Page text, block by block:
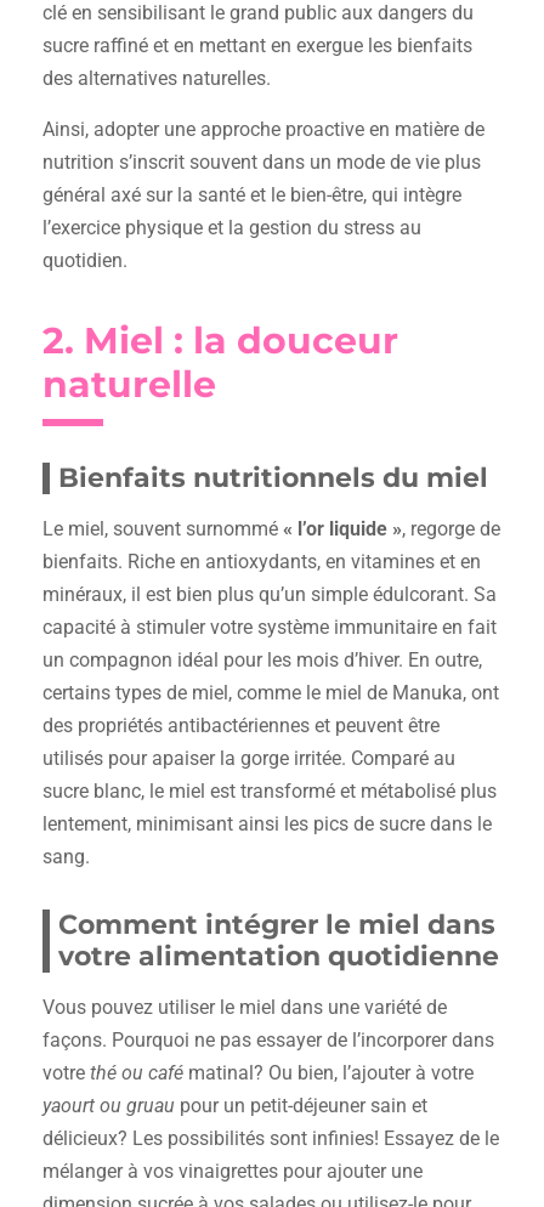
clé en sensibilisant le grand public aux dangers du
sucre raffiné et en mettant en exergue les bienfaits
des alternatives naturelles.
Ainsi, adopter une approche proactive en matière de
nutrition s’inscrit souvent dans un mode de vie plus
général axé sur la santé et le bien-être, qui intègre
l’exercice physique et la gestion du stress au
quotidien.
2. Miel : la douceur
naturelle
Bienfaits nutritionnels du miel
Le miel, souvent surnommé « l’or liquide », regorge de
bienfaits. Riche en antioxydants, en vitamines et en
minéraux, il est bien plus qu’un simple édulcorant. Sa
capacité à stimuler votre système immunitaire en fait
un compagnon idéal pour les mois d’hiver. En outre,
certains types de miel, comme le miel de Manuka, ont
des propriétés antibactériennes et peuvent être
utilisés pour apaiser la gorge irritée. Comparé au
sucre blanc, le miel est transformé et métabolisé plus
lentement, minimisant ainsi les pics de sucre dans le
sang.
Comment intégrer le miel dans
votre alimentation quotidienne
Vous pouvez utiliser le miel dans une variété de
façons. Pourquoi ne pas essayer de l’incorporer dans
votre thé ou café matinal? Ou bien, l’ajouter à votre
yaourt ou gruau pour un petit-déjeuner sain et
délicieux? Les possibilités sont infinies! Essayez de le
mélanger à vos vinaigrettes pour ajouter une